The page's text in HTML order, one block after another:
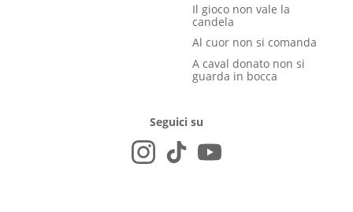
Il gioco non vale la
candela
Al cuor non si comanda
A caval donato non si
guarda in bocca
Seguici su